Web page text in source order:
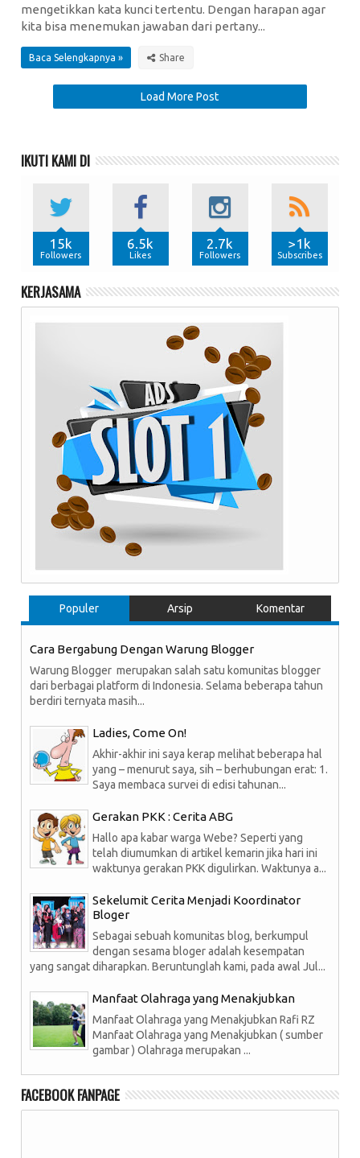
mengetikkan kata kunci tertentu. Dengan harapan agar
kita bisa menemukan jawaban dari pertany...
Baca Selengkapnya »
Load More Post
IKUTI KAMI DI
15k
Followers
6.5k
Likes
2.7k
Followers
>1k
Subscribes
KERJASAMA
Populer Arsip Komentar
Cara Bergabung Dengan Warung Blogger
Warung Blogger merupakan salah satu komunitas blogger
dari berbagai platform di Indonesia. Selama beberapa tahun
berdiri ternyata masih...
Ladies, Come On!
Akhir-akhir ini saya kerap melihat beberapa hal
yang – menurut saya, sih – berhubungan erat: 1.
Saya membaca survei di edisi tahunan...
Gerakan PKK : Cerita ABG
Hallo apa kabar warga Webe? Seperti yang
telah diumumkan di artikel kemarin jika hari ini
waktunya gerakan PKK digulirkan. Waktunya a...
Sekelumit Cerita Menjadi Koordinator
Bloger
Sebagai sebuah komunitas blog, berkumpul
dengan sesama bloger adalah kesempatan
yang sangat diharapkan. Beruntunglah kami, pada awal Jul...
Manfaat Olahraga yang Menakjubkan
Manfaat Olahraga yang Menakjubkan Rafi RZ
Manfaat Olahraga yang Menakjubkan ( sumber
gambar ) Olahraga merupakan ...
FACEBOOK FANPAGE